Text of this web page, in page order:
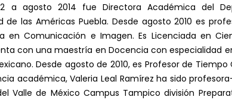
a agosto 2014 fue Directora Académica del
de las Américas Puebla. Desde agosto 2010 es
en Comunicación e Imagen. Es Licenciada en
con una maestría en Docencia con especialidad
Desde agosto de 2010, es Profesor de
académica, Valeria Leal Ramírez ha sido
Valle de México Campus Tampico división